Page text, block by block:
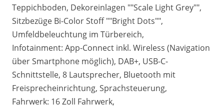
Teppichboden, Dekoreinlagen ""Scale Light Grey"",
Sitzbezüge Bi-Color Stoff ""Bright Dots"",
Umfeldbeleuchtung im Türbereich,
Infotainment: App-Connect inkl. Wireless (Navigation
über Smartphone möglich), DAB+, USB-C-
Schnittstelle, 8 Lautsprecher, Bluetooth mit
Freisprecheinrichtung, Sprachsteuerung,
Fahrwerk: 16 Zoll Fahrwerk,